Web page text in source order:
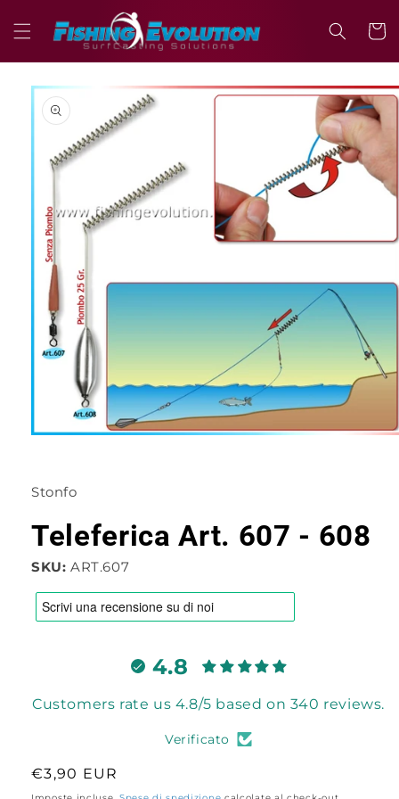
direttamente
ai contenuti
Passa alle
informazioni
sul prodotto
in
modale
Stonfo
Teleferica Art. 607 - 608
SKU: ART.607
4.8
Customers rate us 4.8/5 based on 340 reviews.
Verificato
Prezzo
di
€3,90 EUR